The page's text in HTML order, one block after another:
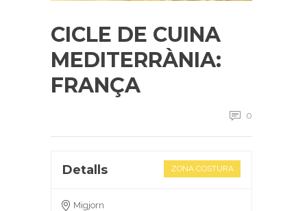
CICLE DE CUINA
MEDITERRÀNIA:
FRANÇA
0
ZONA COSTURA
Detalls
Migjorn